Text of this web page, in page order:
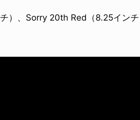
）、Sorry 20th Red（8.25インチ